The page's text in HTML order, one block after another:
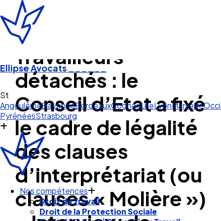
Ellipse Avocats______
A
AngoulêmeBayonneBordeauxCognacLilleLyonMarseille
PyrénéesStrasbourg
Nos compétences
Droit du Travail
Droit de la Protection Sociale
Travailleurs
détachés : le
Conseil d’Etat a fixé
le cadre de légalité
des clauses
d’interprétariat (ou
clauses « Molière »)